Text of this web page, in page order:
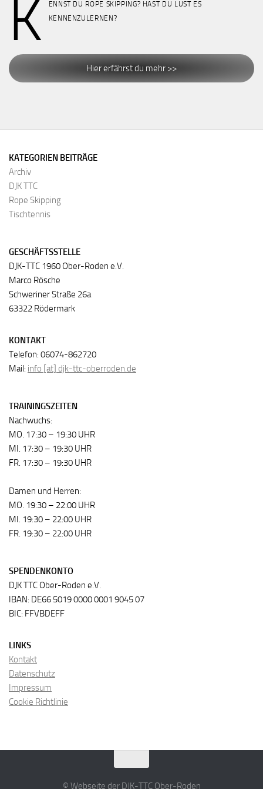
K
ENNST DU ROPE SKIPPING? HAST DU LUST ES
KENNENZULERNEN?
Hier erfährst du mehr >>
KATEGORIEN BEITRÄGE
Archiv
DJK TTC
Rope Skipping
Tischtennis
GESCHÄFTSSTELLE
DJK-TTC 1960 Ober-Roden e.V.
Marco Rösche
Schweriner Straße 26a
63322 Rödermark
KONTAKT
Telefon: 06074-862720
Mail: info [at] djk-ttc-oberroden.de
TRAININGSZEITEN
Nachwuchs:
MO. 17:30 – 19:30 UHR
MI. 17:30 – 19:30 UHR
FR. 17:30 – 19:30 UHR
Damen und Herren:
MO. 19:30 – 22:00 UHR
MI. 19:30 – 22:00 UHR
FR. 19:30 – 22:00 UHR
SPENDENKONTO
DJK TTC Ober-Roden e.V.
IBAN: DE66 5019 0000 0001 9045 07
BIC: FFVBDEFF
LINKS
Kontakt
Datenschutz
Impressum
Cookie Richtlinie
© Webseite der DJK-TTC Ober-Roden